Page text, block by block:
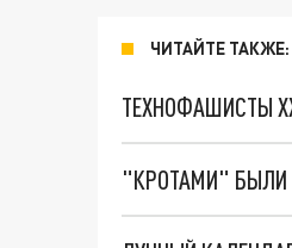
ЧИТАЙТЕ ТАКЖЕ:
ТЕХНОФАШИСТЫ
"КРОТАМИ" БЫЛИ